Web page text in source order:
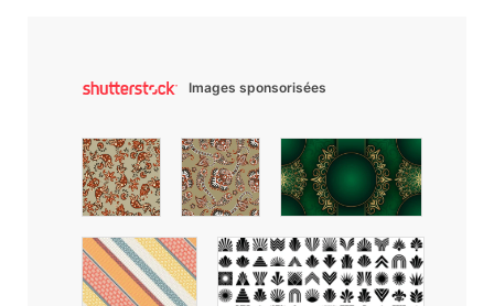
Images sponsorisées